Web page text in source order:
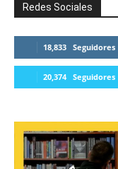
Redes Sociales
18,833 Seguidores
20,374 Seguidores